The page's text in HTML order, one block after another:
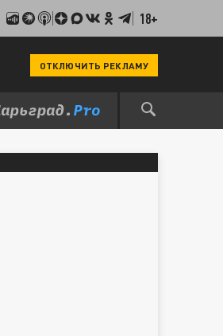
18+
ОТКЛЮЧИТЬ РЕКЛАМУ